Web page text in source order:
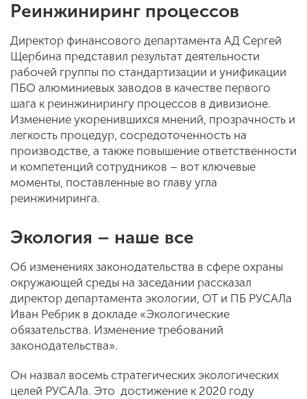
Реинжиниринг процессов
Директор финансового департамента АД Сергей
Щербина представил результат деятельности
рабочей группы по стандартизации и унификации
ПБО алюминиевых заводов в качестве первого
шага к реинжинирингу процессов в дивизионе.
Изменение укоренившихся мнений, прозрачность и
легкость процедур, сосредоточенность на
производстве, а также повышение ответственности
и компетенций сотрудников – вот ключевые
моменты, поставленные во главу угла
реинжиниринга.
Экология – наше все
Об изменениях законодательства в сфере охраны
окружающей среды на заседании рассказал
директор департамента экологии, ОТ и ПБ РУСАЛа
Иван Ребрик в докладе «Экологические
обязательства. Изменение требований
законодательства».
Он назвал восемь стратегических экологических
целей РУСАЛа. Это достижение к 2020 году